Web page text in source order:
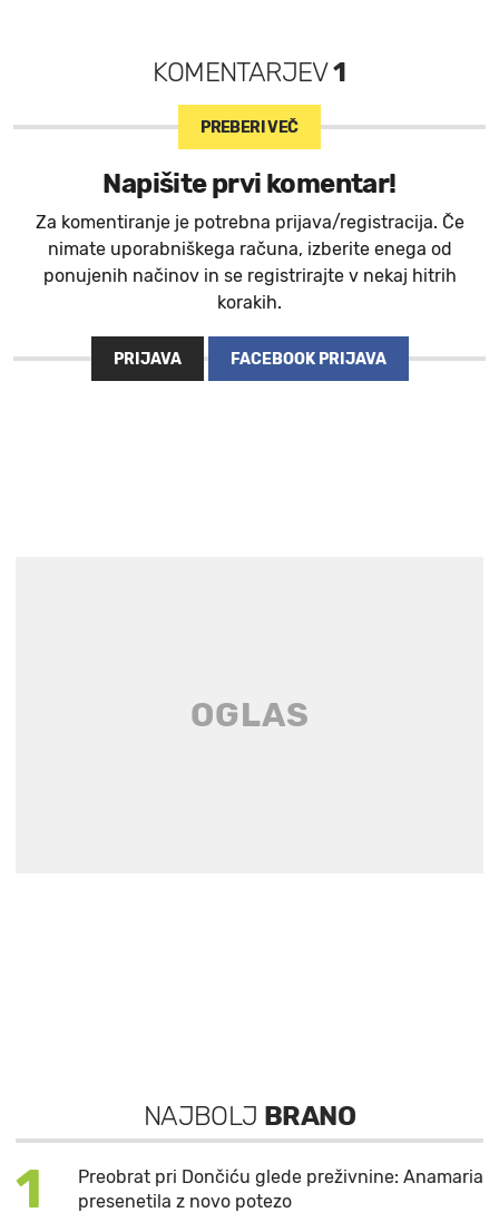
KOMENTARJEV1
PREBERI VEČ
Napišite prvi komentar!
Za komentiranje je potrebna prijava/registracija. Če
nimate uporabniškega računa, izberite enega od
ponujenih načinov in se registrirajte v nekaj hitrih
korakih.
PRIJAVA FACEBOOK PRIJAVA
NAJBOLJ BRANO
1
Preobrat pri Dončiću glede preživnine: Anamaria
presenetila z novo potezo